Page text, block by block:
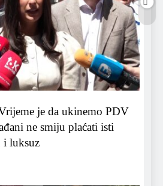
je da ukinemo PDV
ne smiju plaćati isti
i luksuz